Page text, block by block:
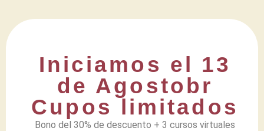
Iniciamos el 13
de Agostobr
Cupos limitados
Bono del 30% de descuento + 3 cursos virtuales